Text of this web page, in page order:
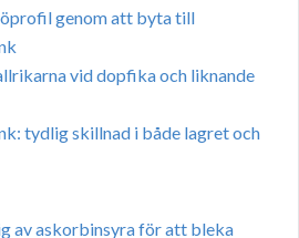
genom att byta till
vid dopfika och liknande
tydlig skillnad i både lagret och
av askorbinsyra för att bleka